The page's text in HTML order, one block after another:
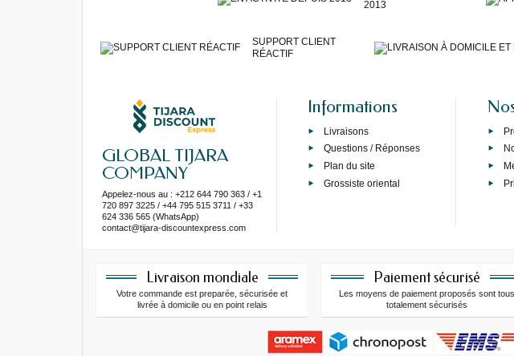
2013
SUPPORT CLIENT
RÉACTIF
GLOBAL TIJARA
COMPANY
Appelez-nous au : +212 644 790 363 / +1
720 897 3225 / +44 795 515 3711 / +33
624 336 565 (WhatsApp)
contact@tijara-discountexpress.com
Informations
Livraisons
Questions / Réponses
Plan du site
Grossiste oriental
Livraison mondiale
Votre commande est preparée, sécurisée et
livrée à domicile ou en point relais
Paiement sécurisé
Les moyens de paiement proposés sont tous
totalement sécurisés